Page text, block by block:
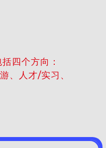
四个方向：
、人才/实习、